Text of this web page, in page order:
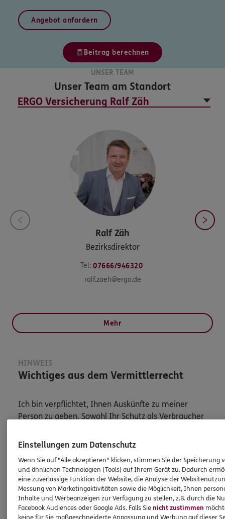
Angebot anfordern
Beitrag berechnen
UNSER TEAM
Unser Team am Standort
Ralf Zäh
Bezirksdirektor
Tel: 07666/946320
ralf.zaeh@ergo.de
Mehr
HINWEIS
Wichtiges aus dem Vermittlerrecht
Ich bin verpflichtet, Ihnen Auskünfte zu meiner
Person zu geben. Sowohl Ihr Schutz als Verbraucher
dazu an. Ich biete Beratung an, für die
Versicherungsvermittlung erhalte ich Provision,
ferner sonstige Zuwendungen.
Mehr Informationen
Einstellungen zum Datenschutz
Wenn Sie auf "Alle akzeptieren" klicken, stimmen Sie der Speicherung
und ähnlichen Technologien (Tools) auf Ihrem Gerät zu. Dadurch
eine zuverlässige Funktion der Website, die Analyse der
Messung von Marketingaktivitäten sowie die Möglichkeit, Ihnen
Inhalte und Werbeanzeigen zur Verfügung zu stellen, z.B. durch die
Facebook Audiences oder Google Ads. Falls Sienicht zustimmen
keine für Sie maßgeschneiderte Anpassung und Werbung auf dieser